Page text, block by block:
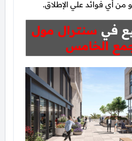
من أي فوائد علي الإطلاق.
في سنترال مول
الخامس